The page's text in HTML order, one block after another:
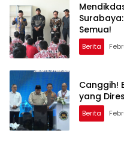
Semua!
Berita
Canggih!
yang
Berita